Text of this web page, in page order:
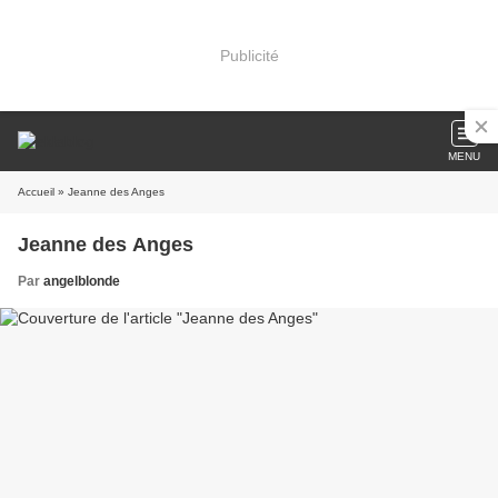
Publicité
MENU
Accueil » Jeanne des Anges
Jeanne des Anges
Par angelblonde